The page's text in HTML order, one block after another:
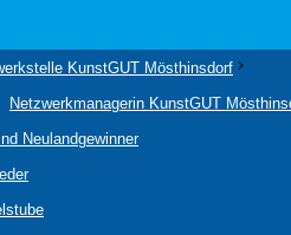
KunstGUT Mösthinsdorf
Netzwerkmanagerin KunstGUT
Neulandgewinner